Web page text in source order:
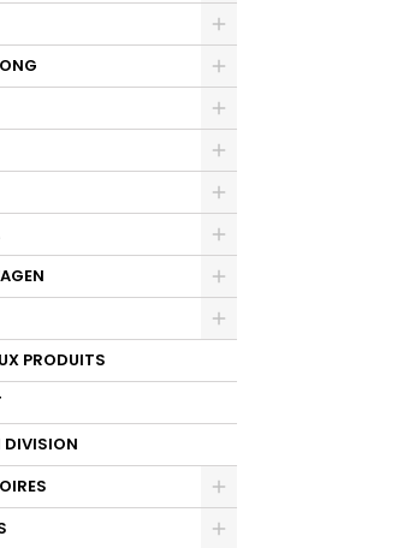
PRODUITS
DIVISION